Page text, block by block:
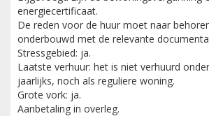
energiecertificaat.
De reden voor de huur moet naar
onderbouwd met de relevante
Stressgebied: ja.
Laatste verhuur: het is niet verhuurd
jaarlijks, noch als reguliere woning.
Grote vork: ja.
Aanbetaling in overleg.